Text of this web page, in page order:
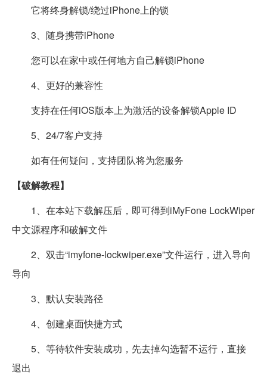
它将终身解锁/绕过iPhone上的锁
3、随身携带iPhone
您可以在家中或任何地方自己解锁iPhone
4、更好的兼容性
支持在任何iOS版本上为激活的设备解锁Apple ID
5、24/7客户支持
如有任何疑问，支持团队将为您服务
【破解教程】
1、在本站下载解压后，即可得到iMyFone LockWiper
中文源程序和破解文件
2、双击“imyfone-lockwiper.exe”文件运行，进入导向
导向
3、默认安装路径
4、创建桌面快捷方式
5、等待软件安装成功，先去掉勾选暂不运行，直接
退出